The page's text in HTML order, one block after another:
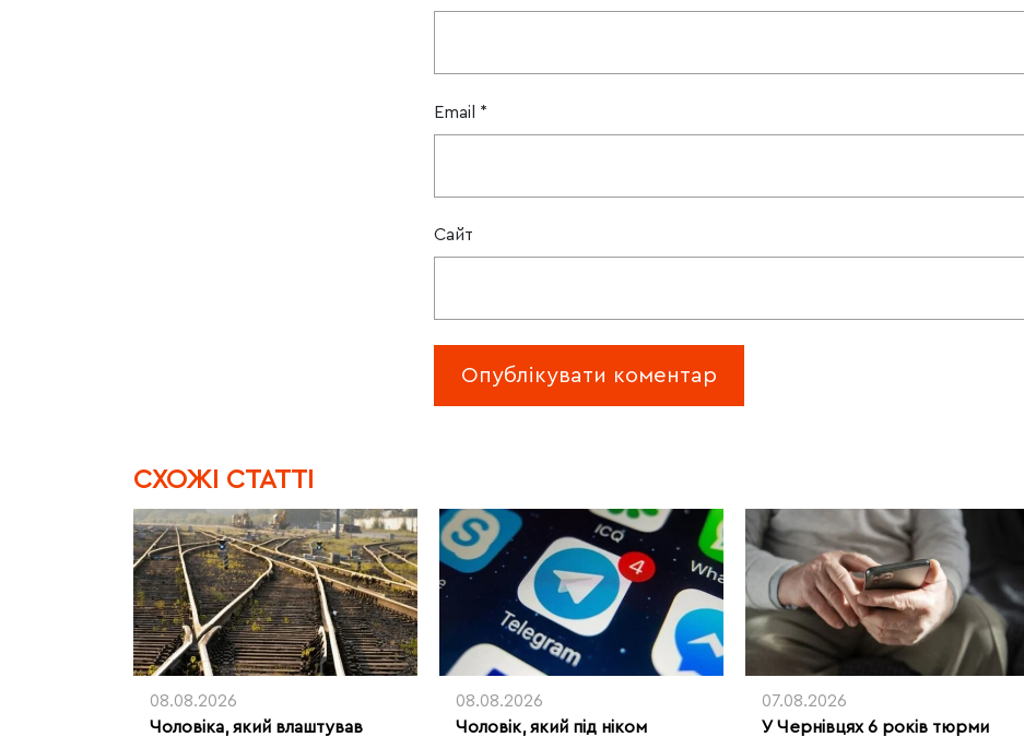
Email *
Сайт
CХОЖІ СТАТТІ
08.08.2026
Чоловіка, який влаштував
08.08.2026
Чоловік, який під ніком
07.08.2026
У Чернівцях 6 років тюрми